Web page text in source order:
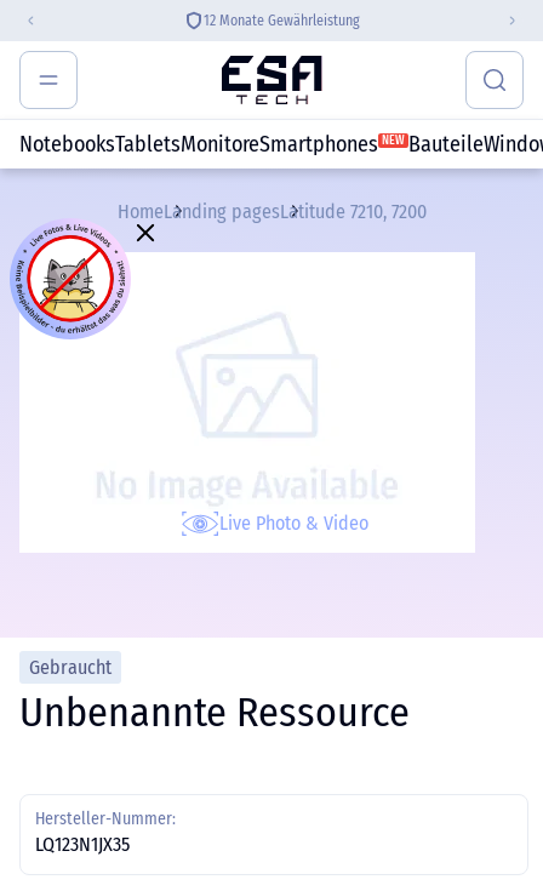
12 Monate Gewährleistung
NotebooksTabletsMonitoreSmartphones NEW Bauteile
HomeLanding pagesLatitude 7210, 7200
Live Photo & Video
Gebraucht
Unbenannte Ressource
Hersteller-Nummer:
LQ123N1JX35